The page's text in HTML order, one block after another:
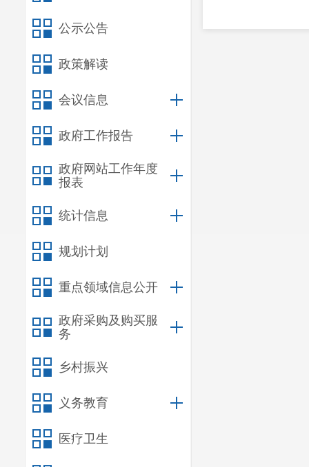
公示公告
政策解读
会议信息
政府工作报告
政府网站工作年度
报表
统计信息
规划计划
重点领域信息公开
政府采购及购买服
务
乡村振兴
义务教育
医疗卫生